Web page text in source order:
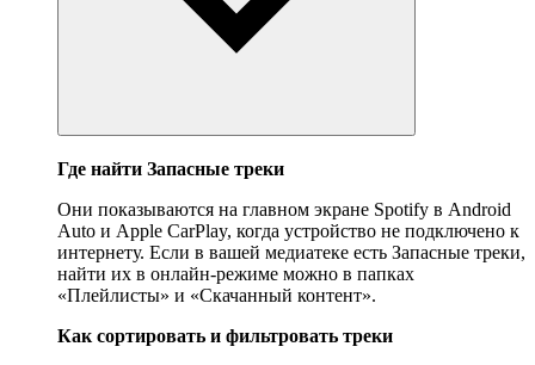
Где найти Запасные треки
Они показываются на главном экране Spotify в Android
Auto и Apple CarPlay, когда устройство не подключено к
интернету. Если в вашей медиатеке есть Запасные треки,
найти их в онлайн-режиме можно в папках
«Плейлисты» и «Скачанный контент».
Как сортировать и фильтровать треки